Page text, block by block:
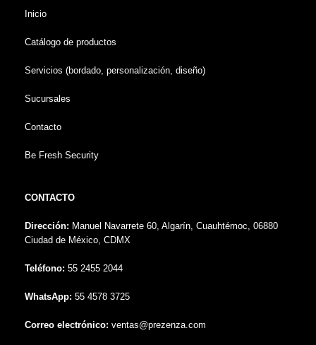
Inicio
Catálogo de productos
Servicios (bordado, personalización, diseño)
Sucursales
Contacto
Be Fresh Security
CONTACTO
Dirección: Manuel Navarrete 60, Algarín, Cuauhtémoc, 06880
Ciudad de México, CDMX
Teléfono: 55 2455 2044
WhatsApp: 55 4578 3725
Correo electrónico: ventas@prezenza.com